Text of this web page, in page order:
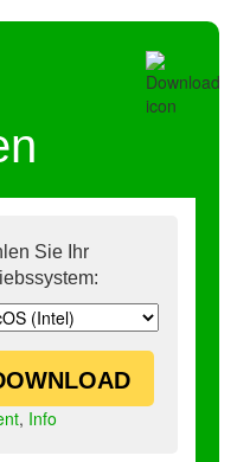
Sie Ihr
, Info